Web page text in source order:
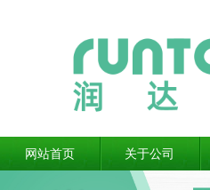
网站首页 关于公司